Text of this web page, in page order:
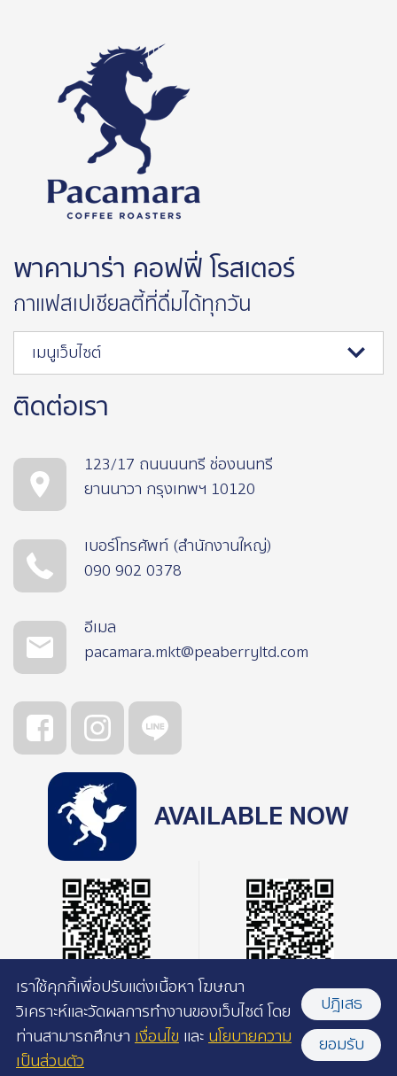
พาคามาร่า คอฟฟี่ โรสเตอร์
กาแฟสเปเชียลตี้ที่ดื่มได้ทุกวัน
เมนูเว็บไซต์
ติดต่อเรา
123/17 ถนนนนทรี ช่องนนทรี
ยานนาวา กรุงเทพฯ 10120
เบอร์โทรศัพท์ (สำนักงานใหญ่)
090 902 0378
อีเมล
pacamara.mkt@peaberryltd.com
AVAILABLE NOW
เราใช้คุกกี้เพื่อปรับแต่งเนื้อหา โฆษณา
วิเคราะห์และวัดผลการทำงานของเว็บไซต์ โดย
ท่านสามารถศึกษา เงื่อนไข และนโยบายความ
เป็นส่วนตัว
ปฎิเสธ
ยอมรับ
©2026 Pacamara Coffee Roasters l All rights reserved.